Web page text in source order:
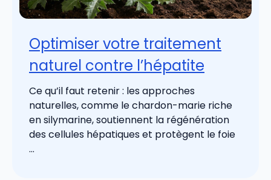
Optimiser votre traitement
naturel contre l’hépatite
Ce qu’il faut retenir : les approches
naturelles, comme le chardon-marie riche
en silymarine, soutiennent la régénération
des cellules hépatiques et protègent le foie
...